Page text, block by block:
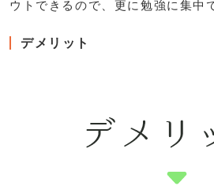
ウトできるので、更に勉強に集中
デメリット